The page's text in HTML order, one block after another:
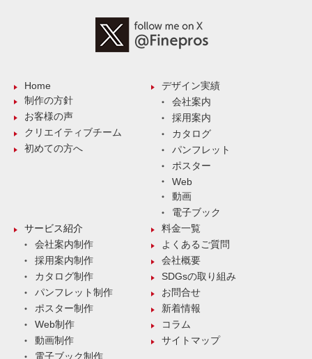
Home
制作の方針
お客様の声
クリエイティブチーム
初めての方へ
デザイン実績
会社案内
採用案内
カタログ
パンフレット
ポスター
Web
動画
電子ブック
サービス紹介
会社案内制作
採用案内制作
カタログ制作
パンフレット制作
ポスター制作
Web制作
動画制作
電子ブック制作
料金一覧
よくあるご質問
会社概要
SDGsの取り組み
お問合せ
新着情報
コラム
サイトマップ